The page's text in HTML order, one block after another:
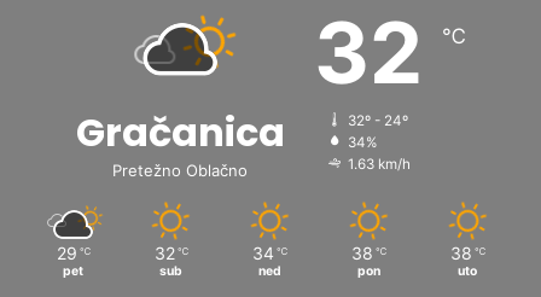
Gračanica
Pretežno Oblačno
32 ℃
32º - 24º
34%
1.63 km/h
29 ℃
pet
32 ℃
sub
34 ℃
ned
38 ℃
pon
38 ℃
uto